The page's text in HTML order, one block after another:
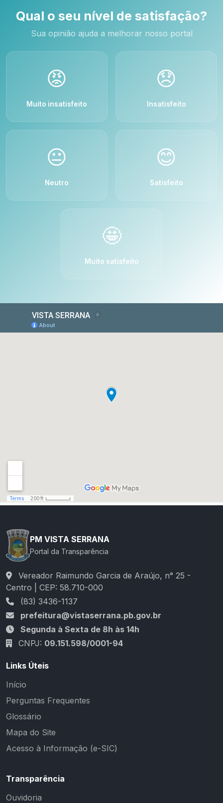
Qual o seu nível de satisfação?
Sua opinião ajuda a melhorar nosso portal
😡
Muito insatisfeito
😞
Insatisfeito
😐
Neutro
😊
Satisfeito
🤩
Muito satisfeito
PM VISTA SERRANA
Portal da Transparência
Vereador Raimundo Garcia de Araújo, n° 25 -
Centro | CEP: 58.710-000
(83) 3436-1137
prefeitura@vistaserrana.pb.gov.br
Segunda à Sexta de 8h às 14h
CNPJ: 09.151.598/0001-94
Links Úteis
Início
Perguntas Frequentes
Glossário
Mapa do Site
Acesso à Informação (e-SIC)
Transparência
Ouvidoria